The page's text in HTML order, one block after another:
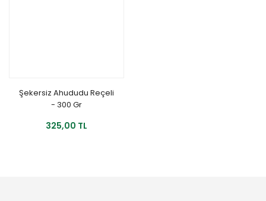
Şekersiz Ahududu Reçeli
- 300 Gr
325,00 TL